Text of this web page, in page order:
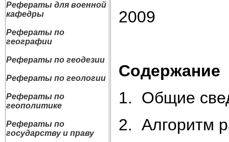
Рефераты для военной
кафедры
Рефераты по
географии
Рефераты по геодезии
Рефераты по геологии
Рефераты по
геополитике
Рефераты по
государству и праву
2009
Содержание
1. Общие
2. Алгоритм